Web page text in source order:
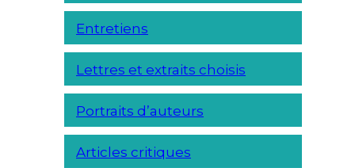
Entretiens
Lettres et extraits choisis
Portraits d’auteurs
Articles critiques